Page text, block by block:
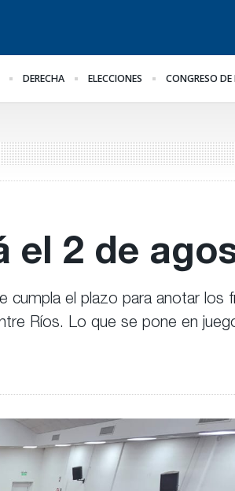
DERECHA ELECCIONES CONGRESO
Poder Judicial?
al
el 2 de
cumpla el plazo para anotar
Ríos. Lo que se pone en